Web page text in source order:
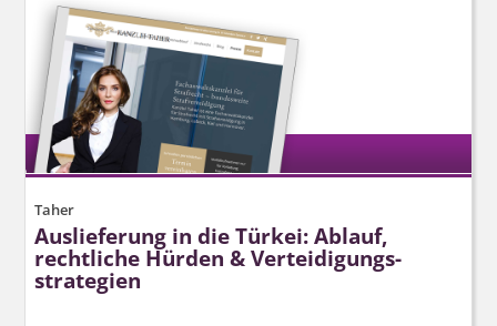
Taher
Auslieferung in die Türkei: Ablauf,
rechtliche Hürden & Verteidigungs­
strategien